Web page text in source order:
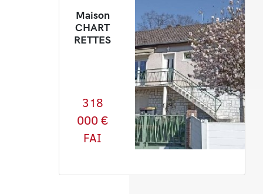
Maison
CHART
RETTES
318
000 €
FAI